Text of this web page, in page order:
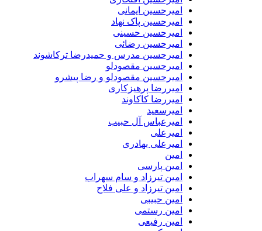
امیرحسین ایمانی
امیرحسین پاک نهاد
امیرحسین حسینی
امیرحسین رضائی
امیرحسین مدرس و حمیدرضا ترکاشوند
امیرحسین مقصودلو
امیرحسین مقصودلو و رضا پیشرو
امیررضا پرهیزکاری
امیررضا کاکاوند
امیرسعید
امیرعباس آل حبیب
امیرعلی
امیرعلی بهادری
امین
امین پارسی
امین تیرزاد و سام سهراب
امین تیرزاد و علی فلاح
امین حبیبی
امین رستمی
امین رفیعی